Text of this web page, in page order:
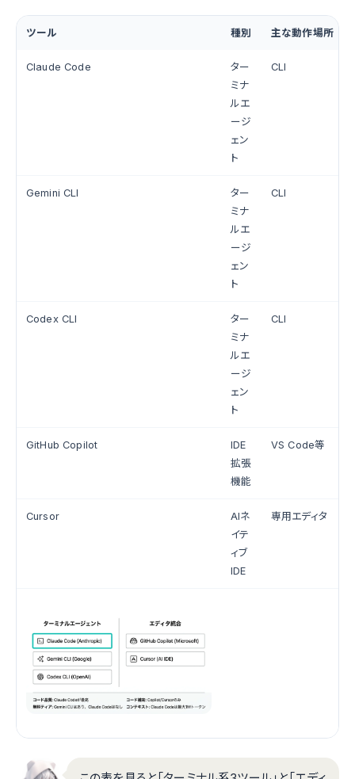
ツール 種別 主な動作場所
Claude Code
ター
ミナ
ルエ
ージ
ェン
ト
CLI
Gemini CLI
ター
ミナ
ルエ
ージ
ェン
ト
CLI
Codex CLI
ター
ミナ
ルエ
ージ
ェン
ト
CLI
GitHub Copilot
IDE
拡張
機能
VS Code等
Cursor
AIネ
イテ
ィブ
IDE
専用エディタ